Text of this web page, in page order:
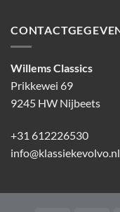
Willems Classics
Prikkewei 69
9245 HW Nijbeets
+31 612226530
info@klassiekevolvo.nl